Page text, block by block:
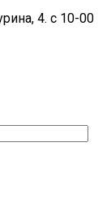
4. с 10-00